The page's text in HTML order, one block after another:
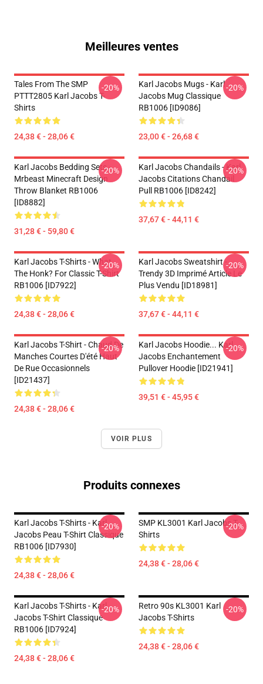
Meilleures ventes
Tales From The SMP
PTTT2805 Karl Jacobs T-
Shirts
24,38 € - 28,06 €
-20%
Karl Jacobs Mugs - Karl
Jacobs Mug Classique
RB1006 [ID9086]
23,00 € - 26,68 €
-20%
Karl Jacobs Bedding Sets -
Mrbeast Minecraft Design
Throw Blanket RB1006
[ID8882]
31,28 € - 59,80 €
-20%
Karl Jacobs Chandails - Karl
Jacobs Citations Chandail
Pull RB1006 [ID8242]
37,67 € - 44,11 €
-20%
Karl Jacobs T-Shirts - What
The Honk? For Classic T-Shirt
RB1006 [ID7922]
24,38 € - 28,06 €
-20%
Karl Jacobs Sweatshirt -
Trendy 3D Imprimé Article Le
Plus Vendu [ID18981]
37,67 € - 44,11 €
-20%
Karl Jacobs T-Shirt - Chaud De
Manches Courtes D'été Haut
De Rue Occasionnels
[ID21437]
24,38 € - 28,06 €
-20%
Karl Jacobs Hoodie... Karl
Jacobs Enchantement
Pullover Hoodie [ID21941]
39,51 € - 45,95 €
-20%
VOIR PLUS
Produits connexes
Karl Jacobs T-Shirts - Karl
Jacobs Peau T-Shirt Classique
RB1006 [ID7930]
24,38 € - 28,06 €
-20%
SMP KL3001 Karl Jacobs T-
Shirts
24,38 € - 28,06 €
-20%
Karl Jacobs T-Shirts - Karl
Jacobs T-Shirt Classique
RB1006 [ID7924]
24,38 € - 28,06 €
-20%
Retro 90s KL3001 Karl
Jacobs T-Shirts
24,38 € - 28,06 €
-20%